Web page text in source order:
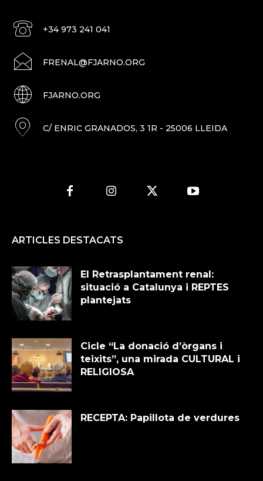
+34 973 241 041
FRENAL@FJARNO.ORG
FJARNO.ORG
C/ ENRIC GRANADOS, 3 1R - 25006 LLEIDA
ARTICLES DESTACATS
El Retrasplantament renal:
situació a Catalunya i REPTES
plantejats
Cicle “La donació d’òrgans i
teixits”, una mirada CULTURAL i
RELIGIOSA
RECEPTA: Papillota de verdures